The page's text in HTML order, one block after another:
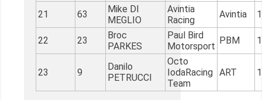
21 63
Mike DI
MEGLIO
Avintia
Racing
Avintia
22 23
Broc
PARKES
Paul Bird
Motorsport
PBM
23 9
Danilo
PETRUCCI
Octo
IodaRacing
Team
ART